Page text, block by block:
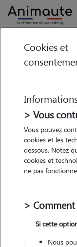
Animaute Occitanie
• 24 ans
Pas d'animaux
Véhiculé
Cookies et
> Vous
Vous pouvez
cookies et les
dessous. Notez
cookies et
ne pas
>
Si cette
Nous